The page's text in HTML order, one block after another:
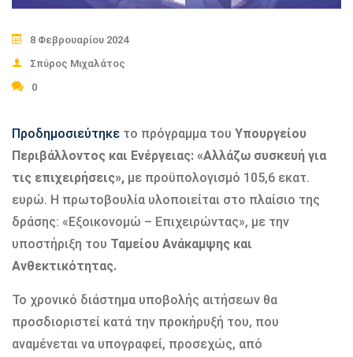
8 Φεβρουαρίου 2024
Σπύρος Μιχαλάτος
0
Προδημοσιεύτηκε το πρόγραμμα του Υπουργείου
Περιβάλλοντος και Ενέργειας: «Αλλάζω συσκευή για
τις επιχειρήσεις», με προϋπολογισμό 105,6 εκατ.
ευρώ. Η πρωτοβουλία υλοποιείται στο πλαίσιο της
δράσης: «Εξοικονομώ – Επιχειρώντας», με την
υποστήριξη του Ταμείου Ανάκαμψης και
Ανθεκτικότητας.
Το χρονικό διάστημα υποβολής αιτήσεων θα
προσδιοριστεί κατά την προκήρυξή του, που
αναμένεται να υπογραφεί, προσεχώς, από